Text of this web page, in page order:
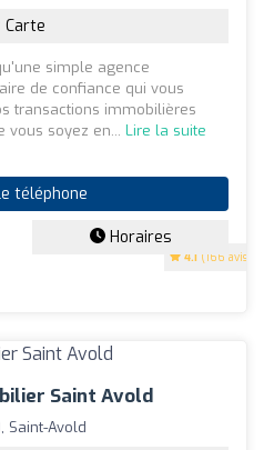
4.1 (166 avis)
Carte
simple agence
de confiance qui vous
transactions immobilières
vous soyez en... Lire la suite
téléphone
Horaires
Saint Avold
Saint-Avold